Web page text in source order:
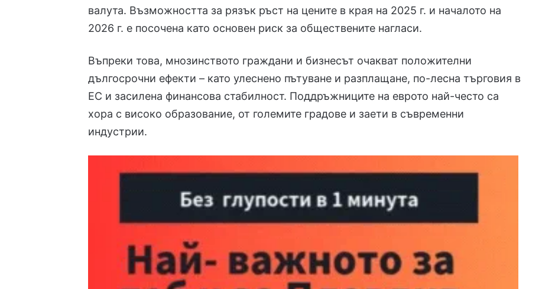
валута. Възможността за рязък ръст на цените в края на 2025 г. и началото на
2026 г. е посочена като основен риск за обществените нагласи.
Въпреки това, мнозинството граждани и бизнесът очакват положителни
дългосрочни ефекти – като улеснено пътуване и разплащане, по-лесна търговия в
ЕС и засилена финансова стабилност. Поддръжниците на еврото най-често са
хора с високо образование, от големите градове и заети в съвременни
индустрии.